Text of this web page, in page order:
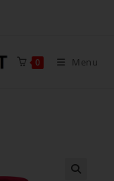
0 Menu